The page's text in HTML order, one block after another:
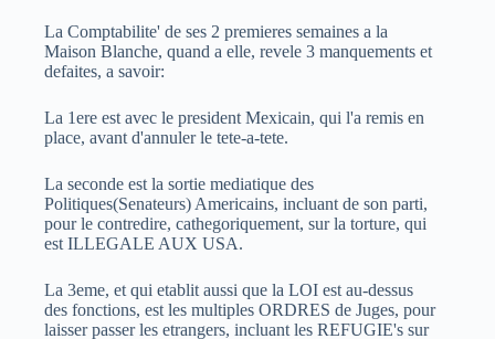
La Comptabilite' de ses 2 premieres semaines a la
Maison Blanche, quand a elle, revele 3 manquements et
defaites, a savoir:
La 1ere est avec le president Mexicain, qui l'a remis en
place, avant d'annuler le tete-a-tete.
La seconde est la sortie mediatique des
Politiques(Senateurs) Americains, incluant de son parti,
pour le contredire, cathegoriquement, sur la torture, qui
est ILLEGALE AUX USA.
La 3eme, et qui etablit aussi que la LOI est au-dessus
des fonctions, est les multiples ORDRES de Juges, pour
laisser passer les etrangers, incluant les REFUGIE's sur